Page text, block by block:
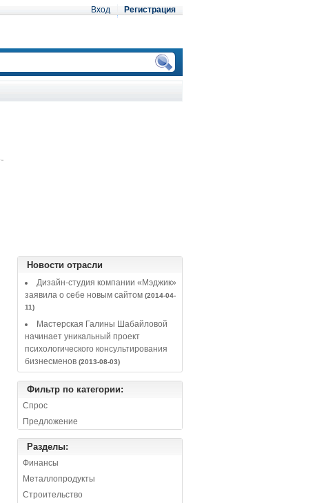
Вход Регистрация
Новости отрасли
Дизайн-студия компании «Мэджик»
заявила о себе новым сайтом (2014-04-
11)
Мастерская Галины Шабайловой
начинает уникальный проект
психологического консультирования
бизнесменов (2013-08-03)
Фильтр по категории:
Спрос
Предложение
Разделы:
Финансы
Металлопродукты
Строительство